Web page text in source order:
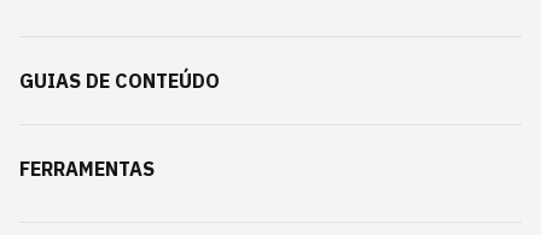
GUIAS DE CONTEÚDO
FERRAMENTAS